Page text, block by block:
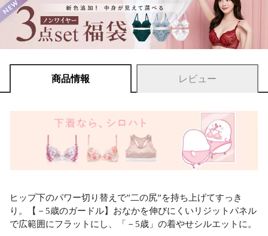
商品情報 レビュー
ヒップ下のパワー切り替えで”二の尻”を持ち上げてすっき
り。【－5歳のガードル】おなかを伸びにくいリジットパネル
で広範囲にフラットにし、「－5歳」の着やせシルエットに。